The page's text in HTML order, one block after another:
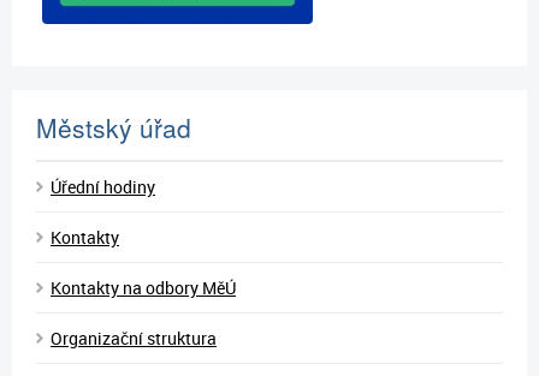
Městský úřad
Úřední hodiny
Kontakty
Kontakty na odbory MěÚ
Organizační struktura